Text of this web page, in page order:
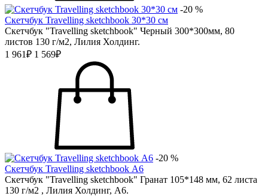
-20 %
Скетчбук Travelling sketchbook 30*30 см
Скетчбук "Travelling sketchbook" Черный 300*300мм, 80
листов 130 г/м2, Лилия Холдинг.
1 961₽ 1 569₽
-20 %
Скетчбук Travelling sketchbook А6
Скетчбук "Travelling sketchbook" Гранат 105*148 мм, 62 листа
130 г/м2 , Лилия Холдинг, А6.